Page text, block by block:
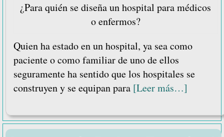
¿Para quién se diseña un hospital para médicos
o enfermos?
Quien ha estado en un hospital, ya sea como
paciente o como familiar de uno de ellos
seguramente ha sentido que los hospitales se
construyen y se equipan para [Leer más…]
¿Para
quién